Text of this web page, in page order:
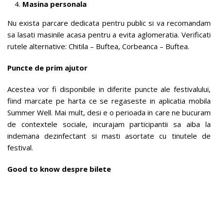
Masina personala
Nu exista parcare dedicata pentru public si va recomandam
sa lasati masinile acasa pentru a evita aglomeratia. Verificati
rutele alternative: Chitila – Buftea, Corbeanca – Buftea.
Puncte de prim ajutor
Acestea vor fi disponibile in diferite puncte ale festivalului,
fiind marcate pe harta ce se regaseste in aplicatia mobila
Summer Well. Mai mult, desi e o perioada in care ne bucuram
de contextele sociale, incurajam participantii sa aiba la
indemana dezinfectant si masti asortate cu tinutele de
festival.
Good to know despre bilete